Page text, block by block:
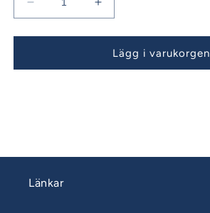
Minska
kvantitet
för
30
Öka
kvantitet
för
Bavaria
30
Lägg i varukorgen
Länkar